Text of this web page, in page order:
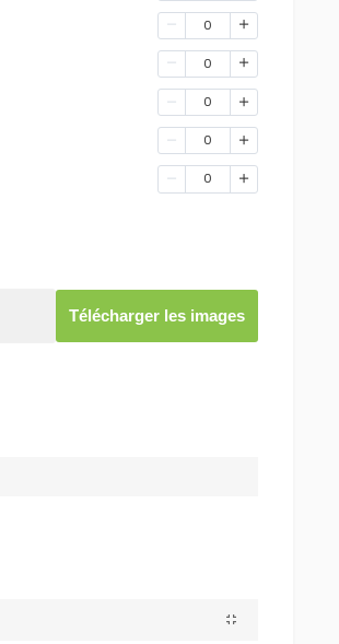
0
0
0
0
0
Télécharger les images